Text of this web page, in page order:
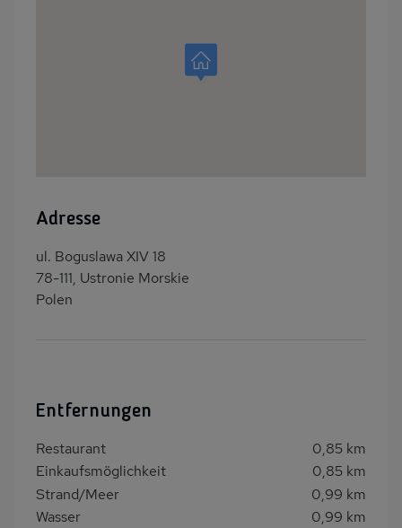
Adresse
ul. Boguslawa XIV 18
78-111, Ustronie Morskie
Polen
Entfernungen
Restaurant
0,85 km
Einkaufsmöglichkeit
0,85 km
Strand/Meer
0,99 km
Wasser
0,99 km